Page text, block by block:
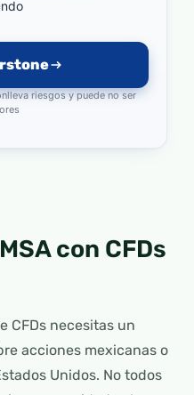
riesgos y puede no ser
con CFDs
CFDs necesitas un
acciones mexicanas o
Unidos. No todos